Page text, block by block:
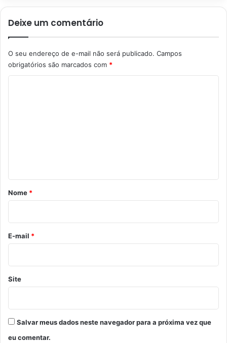
Deixe um comentário
O seu endereço de e-mail não será publicado. Campos
obrigatórios são marcados com *
r
o
*
Nome *
E-mail *
Site
Salvar meus dados neste navegador para a próxima vez que
eu comentar.